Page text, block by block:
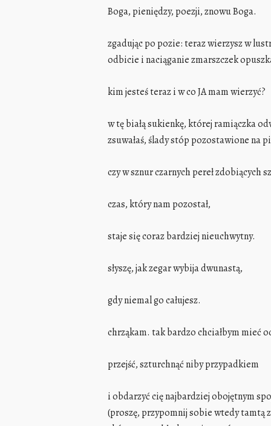
Boga, pieniędzy, poezji, znowu Boga.
zgadując po pozie: teraz wierzysz w
odbicie i naciąganie zmarszczek
kim jesteś teraz i w co JA mam wierzyć?
w tę białą sukienkę, której ramiączka
zsuwałaś, ślady stóp pozostawione na
czy w sznur czarnych pereł zdobiących
czas, który nam pozostał,
staje się coraz bardziej nieuchwytny.
słyszę, jak zegar wybija dwunastą,
gdy niemal go całujesz.
chrząkam. tak bardzo chciałbym mieć
przejść, szturchnąć niby przypadkiem
i obdarzyć cię najbardziej obojętnym
(proszę, przypomnij sobie wtedy tamtą